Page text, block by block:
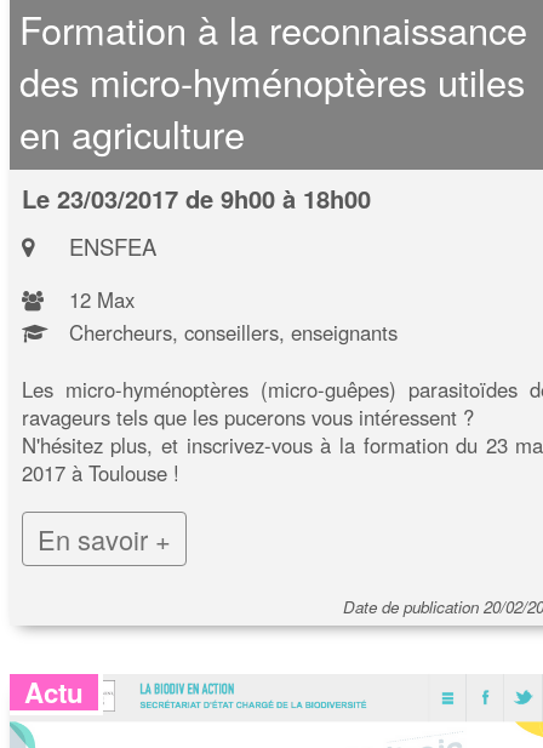
Formation à la reconnaissance
des micro-hyménoptères utiles
en agriculture
Le 23/03/2017 de 9h00 à 18h00
ENSFEA
12 Max
Chercheurs, conseillers, enseignants
Les micro-hyménoptères (micro-guêpes) parasitoïdes
ravageurs tels que les pucerons vous intéressent ?
N'hésitez plus, et inscrivez-vous à la formation du 23
2017 à Toulouse !
En savoir +
Date de publication 20/02/
Actu